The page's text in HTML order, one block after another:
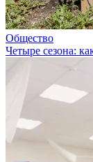
Общество
Четыре сезона: